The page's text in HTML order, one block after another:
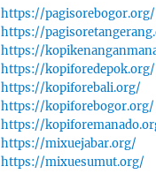
https://pagisorebogor.org/
https://
https://
https://kopiforedepok.org/
https://kopiforebali.org/
https://kopiforebogor.org/
https://
https://mixuejabar.org/
https://mixuesumut.org/